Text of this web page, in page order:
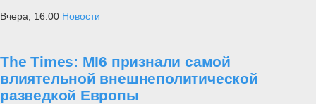
Вчера, 16:00 Новости
The Times: MI6 признали самой
влиятельной внешнеполитической
разведкой Европы